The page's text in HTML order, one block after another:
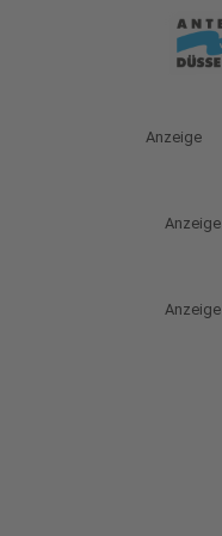
Anzeige
Anzeige
Anzeige